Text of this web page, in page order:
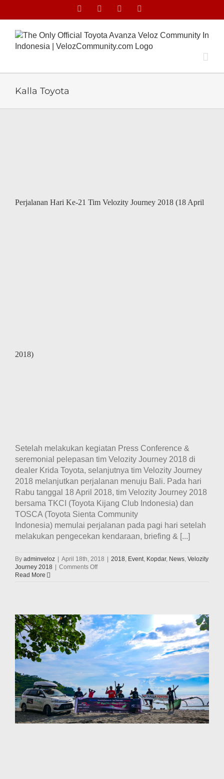
FacebookFacebook
Kalla Toyota
Perjalanan Hari Ke-21 Tim Velozity Journey 2018 (18 April
2018)
Setelah melakukan kegiatan Press Conference &
seremonial pelepasan tim Velozity Journey 2018 di
dealer Krida Toyota, selanjutnya tim Velozity Journey
2018 melanjutkan perjalanan menuju Bali. Pada hari
Rabu tanggal 18 April 2018, tim Velozity Journey 2018
bersama TKCI (Toyota Kijang Club Indonesia) dan
TOSCA (Toyota Sienta Community
Indonesia) memulai perjalanan pada pagi hari setelah
melakukan pengecekan kendaraan, briefing & [...]
By adminveloz April 18th, 2018 2018, Event, Kopdar, News, Velozity
Journey 2018
Comments Offon
Velozity
Journey
2018
(18
April
2018)
Read More